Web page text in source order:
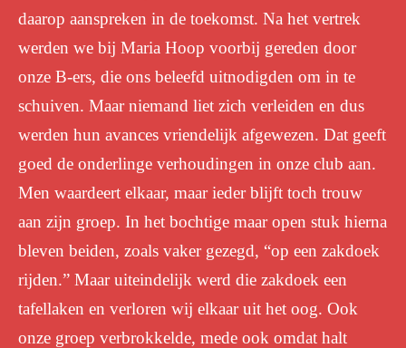
daarop aanspreken in de toekomst. Na het vertrek
werden we bij Maria Hoop voorbij gereden door
onze B-ers, die ons beleefd uitnodigden om in te
schuiven. Maar niemand liet zich verleiden en dus
werden hun avances vriendelijk afgewezen. Dat geeft
goed de onderlinge verhoudingen in onze club aan.
Men waardeert elkaar, maar ieder blijft toch trouw
aan zijn groep. In het bochtige maar open stuk hierna
bleven beiden, zoals vaker gezegd, “op een zakdoek
rijden.” Maar uiteindelijk werd die zakdoek een
tafellaken en verloren wij elkaar uit het oog. Ook
onze groep verbrokkelde, mede ook omdat halt